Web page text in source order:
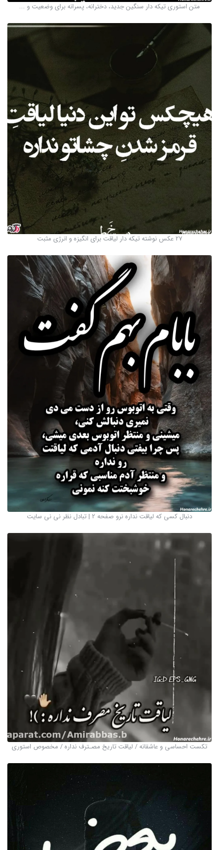
متن استوری تیکه دار سنگین جدید، دخترانه، پسرانه برای وضعیت و ...
27 عکس نوشته تیکه دار لیاقت برای انگیزه و انرژی مثبت
دنبال کسی که لیاقت نداره نرو صفحه 2 | تبادل نظر نی نی سایت
تکست احساسی و عاشقانه / لیاقت تاریخ مصـترف نداره / مخصوص استوری